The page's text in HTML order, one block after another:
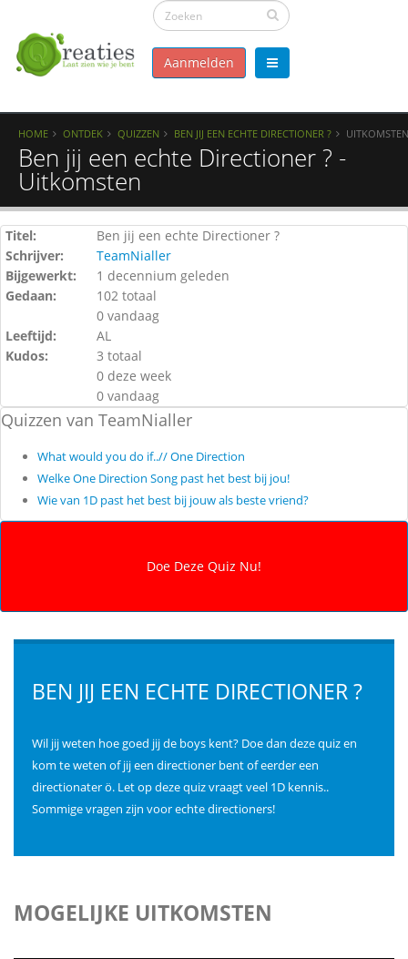
Aanmelden
HOME ONTDEK QUIZZEN BEN JIJ EEN ECHTE DIRECTIONER ? UITKOMSTEN
Ben jij een echte Directioner ? -
Uitkomsten
Titel:
Ben jij een echte Directioner ?
Schrijver:
TeamNialler
Bijgewerkt:
1 decennium geleden
Gedaan:
102 totaal
0 vandaag
Leeftijd:
AL
Kudos:
3 totaal
0 deze week
0 vandaag
Quizzen van TeamNialler
What would you do if..// One Direction
Welke One Direction Song past het best bij jou!
Wie van 1D past het best bij jouw als beste vriend?
BEN JIJ EEN ECHTE DIRECTIONER ?
Wil jij weten hoe goed jij de boys kent? Doe dan deze quiz en
kom te weten of jij een directioner bent of eerder een
directionater ö. Let op deze quiz vraagt veel 1D kennis..
Sommige vragen zijn voor echte directioners!
MOGELIJKE UITKOMSTEN